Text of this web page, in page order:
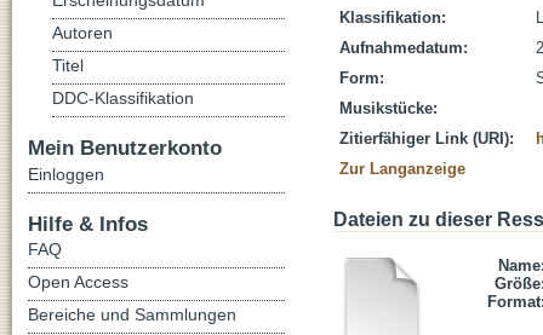
Klassifikation:
Aufnahmedatum:
Form:
Musikstücke:
Zitierfähiger Link (URI):
Zur Langanzeige
Dateien zu dieser
Autoren
Titel
DDC-Klassifikation
Mein Benutzerkonto
Einloggen
Hilfe & Infos
FAQ
Open Access
Bereiche und Sammlungen